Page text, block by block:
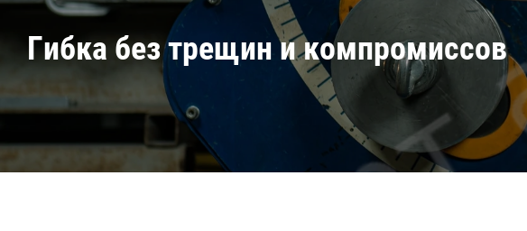
Гибка без трещин и компромиссов